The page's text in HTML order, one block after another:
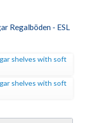
Regalböden - ESL